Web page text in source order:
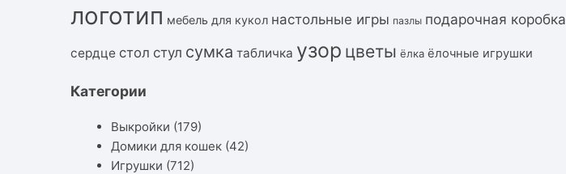
логотип мебель для кукол настольные игры пазлы подарочная коробка
сердце стол стул сумка табличка узор цветы ёлка ёлочные игрушки
Категории
Выкройки (179)
Домики для кошек (42)
Игрушки (712)